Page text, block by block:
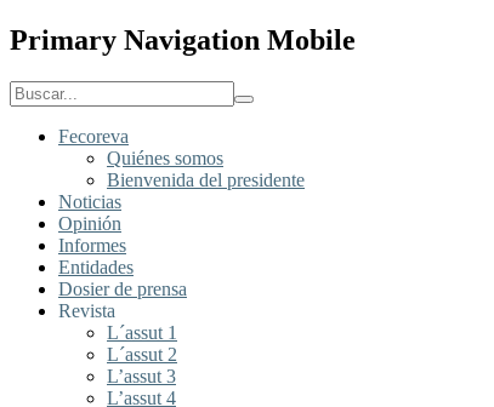
Primary Navigation Mobile
Fecoreva
Quiénes somos
Bienvenida del presidente
Noticias
Opinión
Informes
Entidades
Dosier de prensa
Revista
L´assut 1
L´assut 2
L’assut 3
L’assut 4